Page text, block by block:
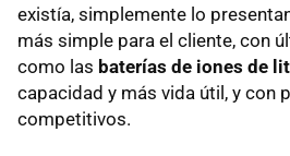
existía, simplemente lo
más simple para el cliente, con
como las baterías de iones de
capacidad y más vida útil, y con
competitivos.